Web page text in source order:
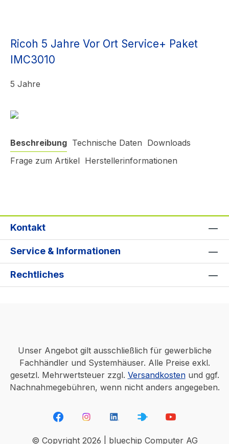
Ricoh 5 Jahre Vor Ort Service+ Paket
IMC3010
5 Jahre
Beschreibung Technische Daten Downloads
Frage zum Artikel Herstellerinformationen
Kontakt
Service & Informationen
Rechtliches
Unser Angebot gilt ausschließlich für gewerbliche
Fachhändler und Systemhäuser. Alle Preise exkl.
gesetzl. Mehrwertsteuer zzgl. Versandkostenund ggf.
Nachnahmegebühren, wenn nicht anders angegeben.
© Copyright 2026 | bluechip Computer AG